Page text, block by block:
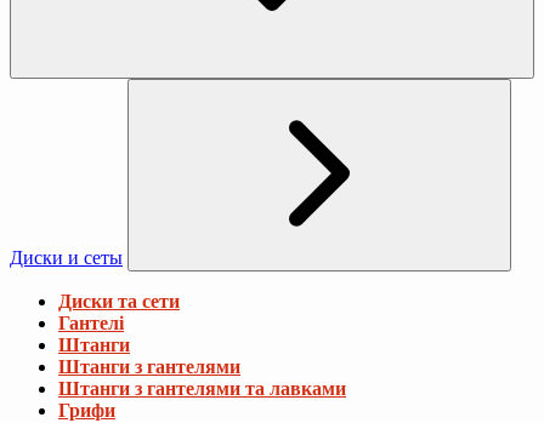
Диски и сеты
Диски та сети
Гантелі
Штанги
Штанги з гантелями
Штанги з гантелями та лавками
Грифи